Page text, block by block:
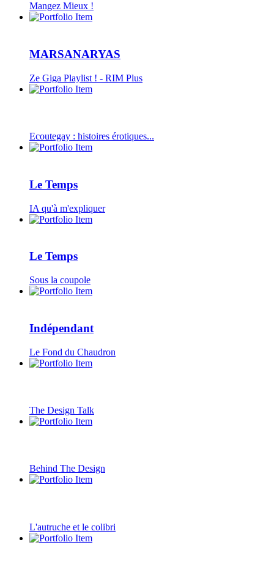
Mangez Mieux !
MARSANARYAS
Ze Giga Playlist ! - RIM Plus
Ecoutegay : histoires érotiques...
Le Temps
IA qu'à m'expliquer
Le Temps
Sous la coupole
Indépendant
Le Fond du Chaudron
The Design Talk
Behind The Design
L'autruche et le colibri